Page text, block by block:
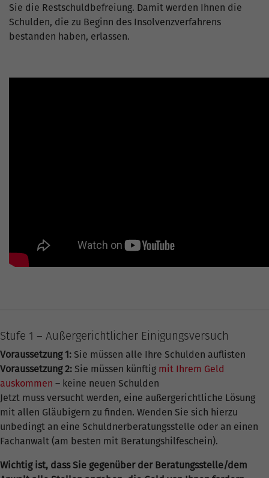
Sie die Restschuldbefreiung. Damit werden Ihnen die
Schulden, die zu Beginn des Insolvenzverfahrens
bestanden haben, erlassen.
Stufe 1 – Außergerichtlicher Einigungsversuch
Voraussetzung 1: Sie müssen alle Ihre Schulden auflisten
Voraussetzung 2: Sie müssen künftig mit Ihrem Geld
auskommen – keine neuen Schulden
Jetzt muss versucht werden, eine außergerichtliche Lösung
mit allen Gläubigern zu finden. Wenden Sie sich hierzu
unbedingt an eine Schuldnerberatungsstelle oder an einen
Fachanwalt (am besten mit Beratungshilfeschein).
Wichtig ist, dass Sie gegenüber der Beratungsstelle/dem